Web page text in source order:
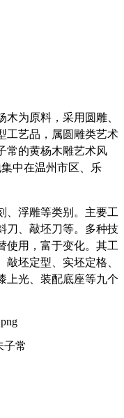
为原料，采用圆雕、
工艺品，属圆雕类艺术
常的黄杨木雕艺术风
中在温州市区、乐
、浮雕等类别。主要工
刀、敲坯刀等。多种技
使用，富于变化。其工
坯定型、实坯定格、
上光、装配底座等九个
子常